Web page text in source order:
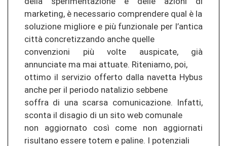
marketing, è necessario comprendere qual è la
soluzione migliore e più funzionale per l’antica
città concretizzando anche quelle
convenzioni più volte auspicate, già
annunciate ma mai attuate. Riteniamo, poi,
ottimo il servizio offerto dalla navetta Hybus
anche per il periodo natalizio sebbene
soffra di una scarsa comunicazione. Infatti,
sconta il disagio di un sito web comunale
non aggiornato così come non aggiornati
risultano essere totem e paline. I potenziali